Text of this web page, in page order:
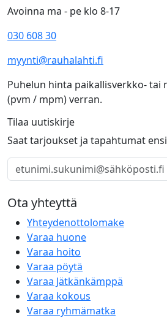
Avoinna ma - pe klo 8-17
030 608 30
myynti@rauhalahti.fi
Puhelun hinta paikallisverkko- tai
(pvm / mpm) verran.
Tilaa uutiskirje
Saat tarjoukset ja tapahtumat
Ota yhteyttä
Yhteydenottolomake
Varaa huone
Varaa hoito
Varaa pöytä
Varaa Jätkänkämppä
Varaa kokous
Varaa ryhmämatka